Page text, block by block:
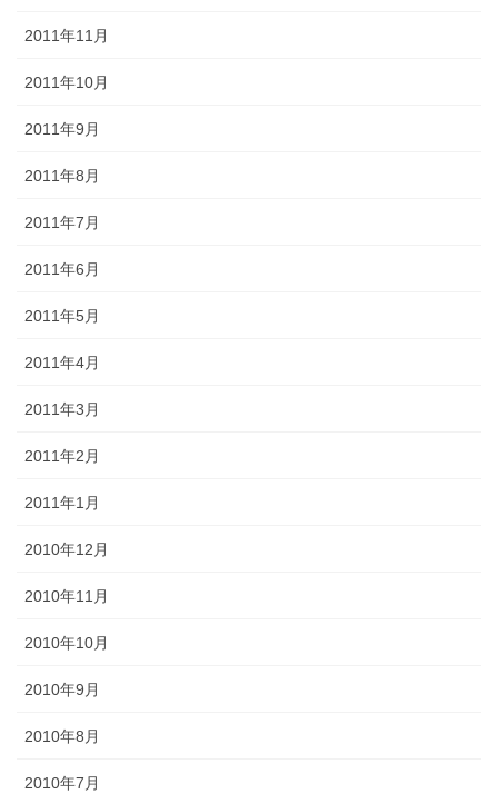
2011年11月
2011年10月
2011年9月
2011年8月
2011年7月
2011年6月
2011年5月
2011年4月
2011年3月
2011年2月
2011年1月
2010年12月
2010年11月
2010年10月
2010年9月
2010年8月
2010年7月